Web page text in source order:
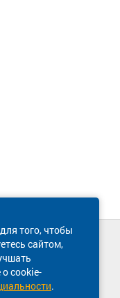
того, чтобы
сайтом,
cookie-
.
сайта
38